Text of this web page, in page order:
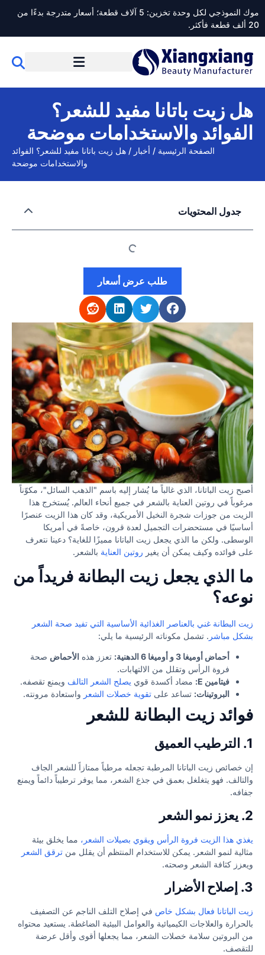
موك النموذجي لكل وحدة تخزين: 5 آلاف قطعة؛ أسعار متدرجة بدءًا من
20 ألف قطعة فأكثر.
هل زيت باتانا مفيد للشعر؟
الفوائد والاستخدامات موضحة
الصفحة الرئيسية / أخبار / هل زيت باتانا مفيد للشعر؟ الفوائد
والاستخدامات موضحة
أصبح زيت الباتانا، الذي غالباً ما يُشار إليه باسم "الذهب السائل"، مكوّناً
مرغوباً في روتين العناية بالشعر في جميع أنحاء العالم. يُستخرج هذا
الزيت من جوزات شجرة النخيل الأمريكية، وقد كان هذا الزيت عنصرًا
أساسيًا في مستحضرات التجميل لعدة قرون، خاصةً في أمريكا
الوسطى. ولكن ما الذي يجعل زيت الباتانا مميزًا للغاية؟ دعينا نتعرف
على فوائده وكيف يمكن أن يغير روتين العناية بالشعر.
ما الذي يجعل زيت البطانة فريداً من
نوعه؟
زيت البطانة غني بالعناصر الغذائية الأساسية التي تفيد صحة الشعر
بشكل مباشر . تشمل مكوناته الرئيسية ما يلي:
أحماض أوميغا 3 و أوميغا 6 الدهنية: تعزز هذه الأحماض صحة
فروة الرأس وتقلل من الالتهابات.
فيتامين E:
مضاد أكسدة قوي يصلح الشعر التالف ويمنع تقصفه.
البروتينات: تساعد على تقوية خصلات الشعر واستعادة مرونته.
فوائد زيت البطانة للشعر
1. الترطيب العميق
إن خصائص زيت الباتانا المرطبة تجعله مرطباً ممتازاً للشعر الجاف
والتالف. فهو يتغلغل بعمق في جذع الشعر، مما يوفر ترطيباً دائماً ويمنع
جفافه.
2. يعزز نمو الشعر
يغذي هذا الزيت فروة الرأس ويقوي بصيلات الشعر، مما يخلق بيئة
مثالية لنمو الشعر. يمكن للاستخدام المنتظم أن يقلل من ترقق الشعر
ويعزز كثافة الشعر وصحته.
3. إصلاح الأضرار
زيت الباتانا فعال بشكل خاص في إصلاح التلف الناجم عن التصفيف
بالحرارة والعلاجات الكيميائية والعوامل البيئية الضاغطة. يستعيد محتواه
من البروتين سلامة خصلات الشعر، مما يجعلها أقوى وأقل عرضة
للتقصف.
جدول المحتويات
طلب عرض أسعار